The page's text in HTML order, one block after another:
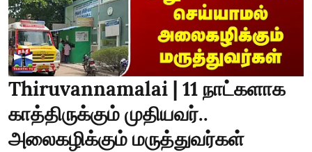
Thiruvannamalai | 11 நாட்களாக
காத்திருக்கும் முதியவர்..
அலைகழிக்கும் மருத்துவர்கள்